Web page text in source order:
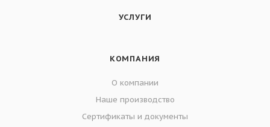
УСЛУГИ
КОМПАНИЯ
О компании
Наше производство
Сертификаты и документы